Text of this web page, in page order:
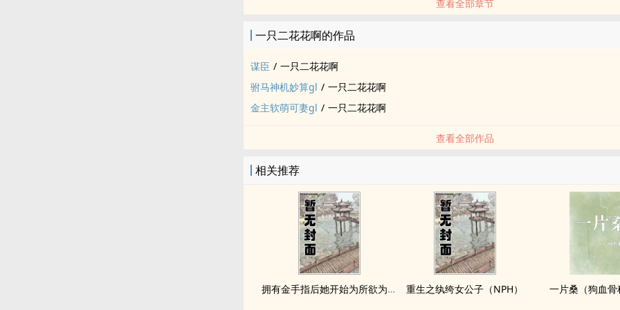
查看全部章节
一只二花花啊的作品
谋臣 / 一只二花花啊
驸马神机妙算gl / 一只二花花啊
金主软萌可妻gl / 一只二花花啊
查看全部作品
相关推荐
拥有金手指后她开始为所欲为（nph） 重生之纨绔女公子（NPH） 一片桑（狗血